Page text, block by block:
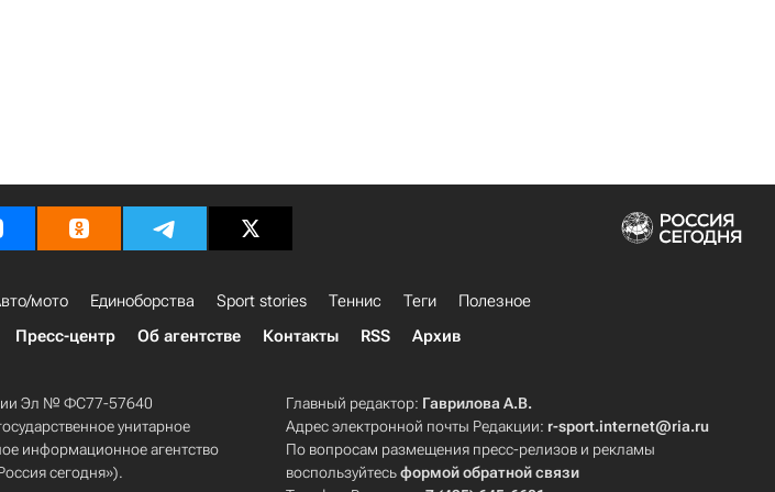
мото Единоборства Sport stories Теннис Теги
Полезное
Пресс-центр Об агентстве Контакты RSS Архив
Эл № ФС77-57640
унитарное
информационное агентство
сегодня»).
Главный редактор: Гаврилова А.В.
Адрес электронной почты Редакции: r-sport.internet@ria.ru
По вопросам размещения пресс-релизов и рекламы
воспользуйтесьформой обратной связи